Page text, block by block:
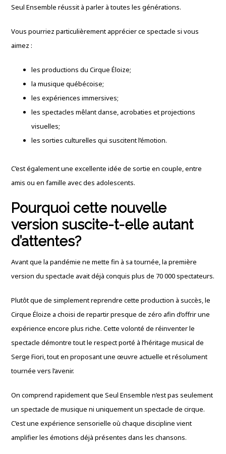
Seul Ensemble réussit à parler à toutes les générations.
Vous pourriez particulièrement apprécier ce spectacle si vous
aimez :
les productions du Cirque Éloize;
la musique québécoise;
les expériences immersives;
les spectacles mêlant danse, acrobaties et projections
visuelles;
les sorties culturelles qui suscitent l’émotion.
C’est également une excellente idée de sortie en couple, entre
amis ou en famille avec des adolescents.
Pourquoi cette nouvelle
version suscite-t-elle autant
d’attentes?
Avant que la pandémie ne mette fin à sa tournée, la première
version du spectacle avait déjà conquis plus de 70 000 spectateurs.
Plutôt que de simplement reprendre cette production à succès, le
Cirque Éloize a choisi de repartir presque de zéro afin d’offrir une
expérience encore plus riche. Cette volonté de réinventer le
spectacle démontre tout le respect porté à l’héritage musical de
Serge Fiori, tout en proposant une œuvre actuelle et résolument
tournée vers l’avenir.
On comprend rapidement que Seul Ensemble n’est pas seulement
un spectacle de musique ni uniquement un spectacle de cirque.
C’est une expérience sensorielle où chaque discipline vient
amplifier les émotions déjà présentes dans les chansons.